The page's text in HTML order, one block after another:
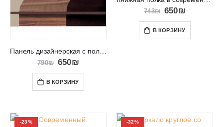
Панель дизайнерская с полками подвесная на стену OBSESSION 09
790₪ 650₪
В КОРЗИНУ
743₪ 650₪
В КОРЗИНУ
-23% -32%